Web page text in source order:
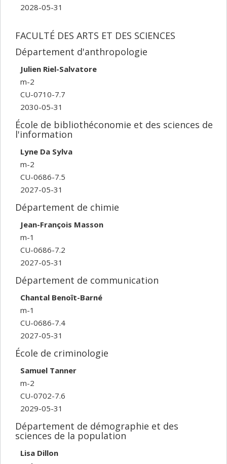
2028-05-31
FACULTÉ DES ARTS ET DES SCIENCES
Département d'anthropologie
Julien Riel-Salvatore
m-2
CU-0710-7.7
2030-05-31
École de bibliothéconomie et des sciences de
l'information
Lyne Da Sylva
m-2
CU-0686-7.5
2027-05-31
Département de chimie
Jean-François Masson
m-1
CU-0686-7.2
2027-05-31
Département de communication
Chantal Benoît-Barné
m-1
CU-0686-7.4
2027-05-31
École de criminologie
Samuel Tanner
m-2
CU-0702-7.6
2029-05-31
Département de démographie et des
sciences de la population
Lisa Dillon